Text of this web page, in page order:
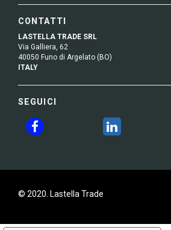
CONTATTI
LASTELLA TRADE SRL
Via Galliera, 62
40050 Funo di Argelato (BO)
ITALY
SEGUICI
© 2020. Lastella Trade